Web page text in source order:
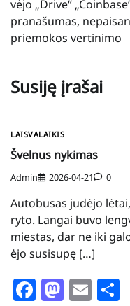
vėjo „Drive“
pranašumas,
priemokos vertinimo
Susiję įrašai
LAISVALAIKIS
Švelnus nykimas
Admin 2026-04-21 0
Autobusas judėjo
ryto. Langai buvo
miestas, dar ne iki
ėjo susisupę […]
Facebook